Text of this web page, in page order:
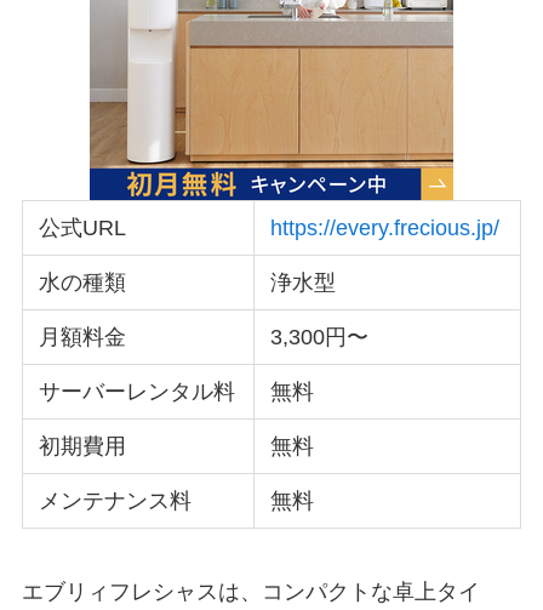
公式URL https://every.frecious.jp/
水の種類 浄水型
月額料金 3,300円〜
サーバーレンタル料 無料
初期費用 無料
メンテナンス料 無料
エブリィフレシャスは、コンパクトな卓上タイ